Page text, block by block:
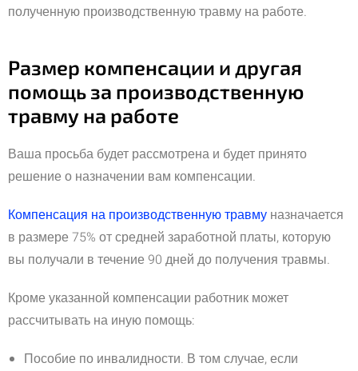
полученную производственную травму на работе.
Размер компенсации и другая
помощь за производственную
травму на работе
Ваша просьба будет рассмотрена и будет принято
решение о назначении вам компенсации.
Компенсация на производственную травму назначается
в размере 75% от средней заработной платы, которую
вы получали в течение 90 дней до получения травмы.
Кроме указанной компенсации работник может
рассчитывать на иную помощь:
Пособие по инвалидности. В том случае, если